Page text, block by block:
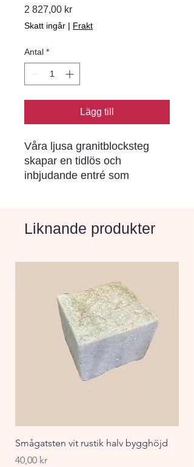
2 827,00 krPris
Skatt ingår | Frakt
Antal *
Lägg till
Våra ljusa granitblocksteg
skapar en tidlös och
inbjudande entré som
och höjer värdet på din
Liknande produkter
Smågatsten vit rustik halv bygghöjd
Pris
40,00 kr